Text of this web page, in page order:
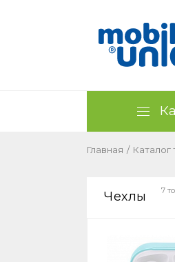
Главная / Каталог
Чехлы 7